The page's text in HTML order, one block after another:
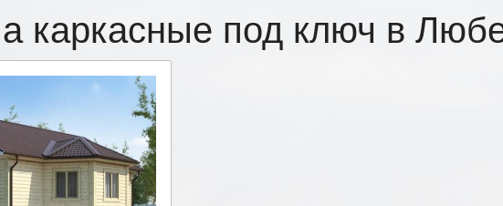
каркасные под ключ в